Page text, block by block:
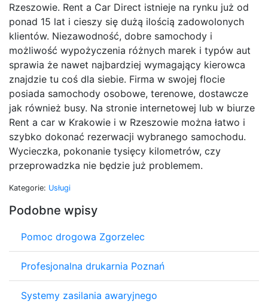
Rzeszowie. Rent a Car Direct istnieje na rynku już od
ponad 15 lat i cieszy się dużą ilością zadowolonych
klientów. Niezawodność, dobre samochody i
możliwość wypożyczenia różnych marek i typów aut
sprawia że nawet najbardziej wymagający kierowca
znajdzie tu coś dla siebie. Firma w swojej flocie
posiada samochody osobowe, terenowe, dostawcze
jak również busy. Na stronie internetowej lub w biurze
Rent a car w Krakowie i w Rzeszowie można łatwo i
szybko dokonać rezerwacji wybranego samochodu.
Wycieczka, pokonanie tysięcy kilometrów, czy
przeprowadzka nie będzie już problemem.
Kategorie: Usługi
Podobne wpisy
Pomoc drogowa Zgorzelec
Profesjonalna drukarnia Poznań
Systemy zasilania awaryjnego